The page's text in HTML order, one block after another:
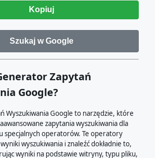
Kopiuj
Szukaj w Google
Zapytań
Google?
Wyszukiwania Google to narzędzie, które
zapytania wyszukiwania dla
specjalnych operatorów. Te operatory
wyszukiwania i znaleźć dokładnie to,
wyniki na podstawie witryny, typu pliku,